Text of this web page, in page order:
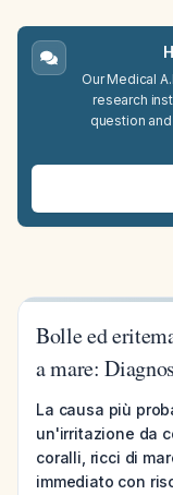
Our Medical
research
question
Bolle ed
a mare:
La causa più
un'irritazione da
coralli, ricci di
immediato con